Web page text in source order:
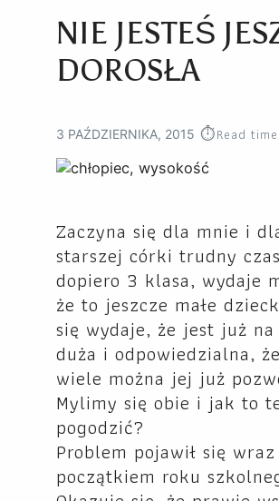
NIE JESTEŚ
DOROSŁA
3 PAŹDZIERNIKA, 2015 ⏱︎Read time:
Zaczyna się dla mnie i
starszej córki trudny
dopiero 3 klasa, wydaje
że to jeszcze małe
się wydaje, że jest już
duża i odpowiedzialna,
wiele można jej już
Mylimy się obie i jak to
pogodzić?
Problem pojawił się
początkiem roku